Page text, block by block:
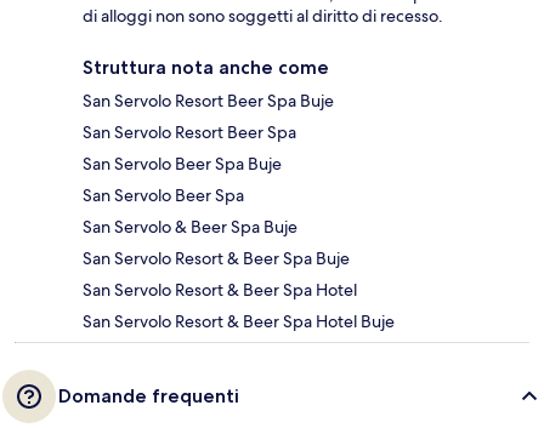
di alloggi non sono soggetti al diritto di recesso.
Struttura nota anche come
San Servolo Resort Beer Spa Buje
San Servolo Resort Beer Spa
San Servolo Beer Spa Buje
San Servolo Beer Spa
San Servolo & Beer Spa Buje
San Servolo Resort & Beer Spa Buje
San Servolo Resort & Beer Spa Hotel
San Servolo Resort & Beer Spa Hotel Buje
Domande frequenti